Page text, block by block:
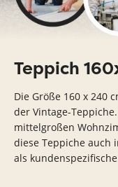
Teppich
Die Größe 160 x 240
der Vintage-
mittelgroßen
diese Teppiche auch
als